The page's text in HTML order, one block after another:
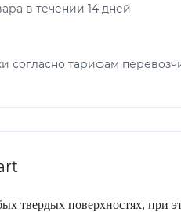
в течении 14 дней
согласно тарифам
твердых поверхностях, при